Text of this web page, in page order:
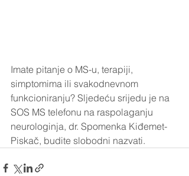
Imate pitanje o MS-u, terapiji,
simptomima ili svakodnevnom
funkcioniranju? Sljedeću srijedu je na
SOS MS telefonu na raspolaganju
neurologinja, dr. Spomenka Kiđemet-
Piskač, budite slobodni nazvati.